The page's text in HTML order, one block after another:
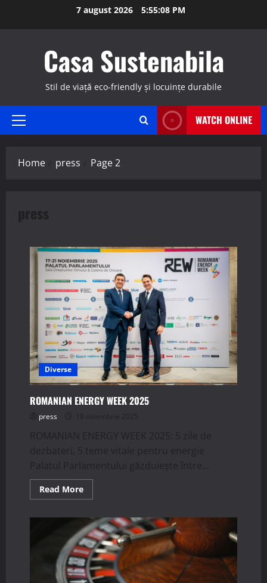
7 august 2026 5:55:10 PM
Casa Sustenabila
Stil de viață eco-friendly și locuințe durabile
Primary
WATCH ONLINE
Home press Page 2
press
Diverse
ROMANIAN ENERGY WEEK 2025
press 18 noiembrie 2025
ROMANIAN ENERGY WEEK 2025: 5 zile de
dezbateri, 5 teme vitale pentru energie
Palatul Parlamentului găzduiește între...
Read MoreRead
more
ENERGY
WEEK
2025